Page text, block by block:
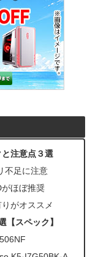
注意点３選
不足に注意
ほぼ推奨
がオススメ
スペック】